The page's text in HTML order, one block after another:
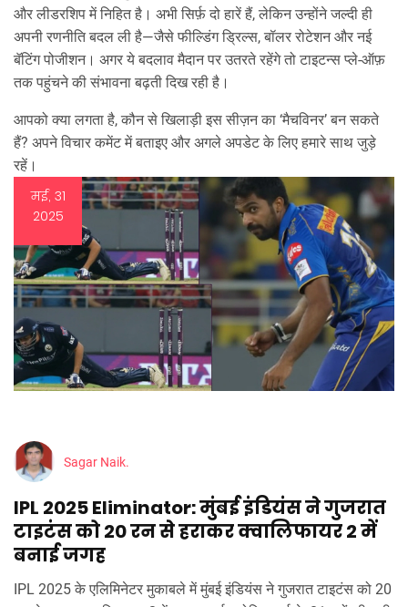
और लीडरशिप में निहित है। अभी सिर्फ़ दो हारें हैं, लेकिन उन्होंने जल्दी ही
अपनी रणनीति बदल ली है—जैसे फील्डिंग ड्रिल्स, बॉलर रोटेशन और नई
बॅटिंग पोजीशन। अगर ये बदलाव मैदान पर उतरते रहेंगे तो टाइटन्स प्ले‑ऑफ़
तक पहुंचने की संभावना बढ़ती दिख रही है।
आपको क्या लगता है, कौन से खिलाड़ी इस सीज़न का ‘मैचविनर’ बन सकते
हैं? अपने विचार कमेंट में बताइए और अगले अपडेट के लिए हमारे साथ जुड़े
रहें।
मई, 31
2025
Sagar Naik.
IPL 2025 Eliminator: मुंबई इंडियंस ने गुजरात
टाइटंस को 20 रन से हराकर क्वालिफायर 2 में
बनाई जगह
IPL 2025 के एलिमिनेटर मुकाबले में मुंबई इंडियंस ने गुजरात टाइटंस को 20